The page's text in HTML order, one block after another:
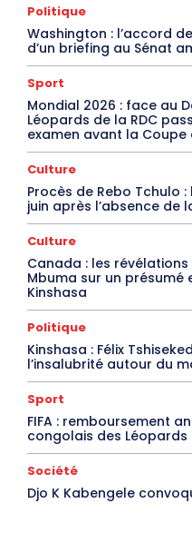
Politique
Washington : l’accord
d’un briefing au Sénat
Sport
Mondial 2026 : face au
Léopards de la RDC
examen avant la Coupe
Culture
Procès de Rebo Tchulo
juin après l’absence de
Culture
Canada : les
Mbuma sur un présumé
Kinshasa
Politique
Kinshasa : Félix
l’insalubrité autour du
Sport
FIFA : remboursement
congolais des Léopards
Société
Djo K Kabengele